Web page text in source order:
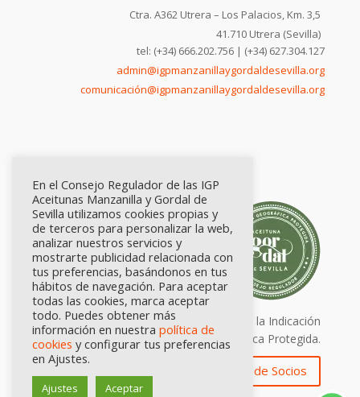
Ctra. A362 Utrera – Los Palacios, Km. 3,5
41.710 Utrera (Sevilla)
tel: (+34) 666.202.756 | (+34) 627.304.127
admin@igpmanzanillaygordaldesevilla.org
comunicación@igpmanzanillaygordaldesevilla.org
Calidad certificada por Origen. Sellos de la Indicación
Geográfica Protegida.
Zona de Socios
En el Consejo Regulador de las IGP
Aceitunas Manzanilla y Gordal de
Sevilla utilizamos cookies propias y
de terceros para personalizar la web,
analizar nuestros servicios y
mostrarte publicidad relacionada con
tus preferencias, basándonos en tus
hábitos de navegación. Para aceptar
todas las cookies, marca aceptar
todo. Puedes obtener más
información en nuestra política de
cookies y configurar tus preferencias
en Ajustes.
Ajustes Aceptar